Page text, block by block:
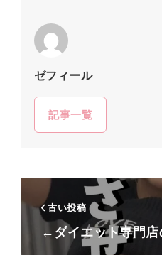
ゼフィール
記事一覧
古い投稿
←ダイエット専門店